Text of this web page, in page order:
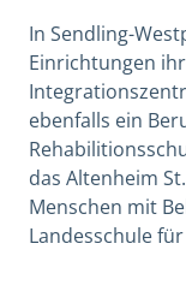
In Sendling-
Einrichtungen
ebenfalls ein
das Altenheim
Menschen mit
Landesschule